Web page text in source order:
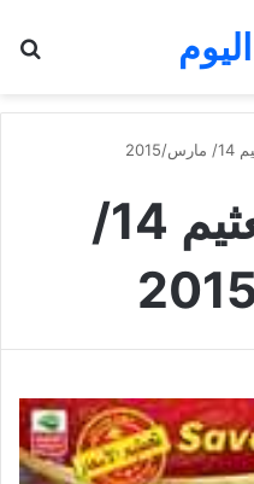
عروض العثيم 14/